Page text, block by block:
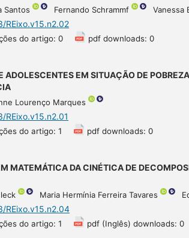
Santos Fernando Schrammf Vanessa
REixo.v15.n2.02
do artigo: 0 pdf downloads: 0
ADOLESCENTES EM SITUAÇÃO DE
Lourenço Marques
REixo.v15.n2.01
do artigo: 1 pdf downloads: 0
MATEMÁTICA DA CINÉTICA DE
Maria Hermínia Ferreira Tavares
REixo.v15.n2.04
do artigo: 1 pdf (Inglês) downloads: 0